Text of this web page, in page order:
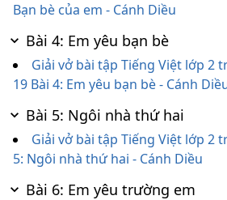
Bạn bè của em - Cánh Diều
Bài 4: Em yêu bạn bè
Giải vở bài tập Tiếng Việt lớp 2
19 Bài 4: Em yêu bạn bè - Cánh
Bài 5: Ngôi nhà thứ hai
Giải vở bài tập Tiếng Việt lớp 2
5: Ngôi nhà thứ hai - Cánh Diều
Bài 6: Em yêu trường em